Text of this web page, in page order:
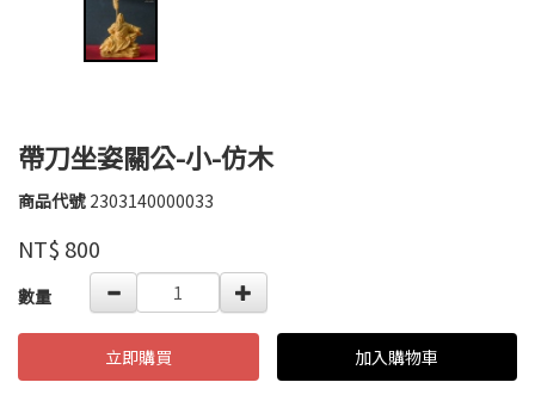
帶刀坐姿關公-小-仿木
商品代號 2303140000033
2303140000033
品牌
豐
NT$ 800
GOODS000000000000002468613
數量
立即購買 加入購物車